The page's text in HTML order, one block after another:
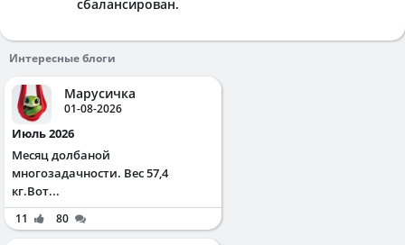
сбалансирован.
Интересные блоги
Марусичка
01-08-2026
Июль 2026
Месяц долбаной
многозадачности. Вес 57,4
кг.Вот...
11 80